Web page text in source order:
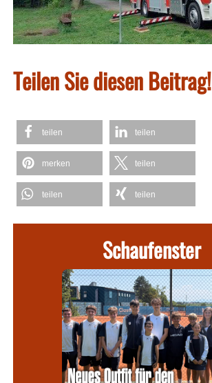
Teilen Sie diesen Beitrag!
teilen teilen
merken teilen
teilen teilen
Schaufenster